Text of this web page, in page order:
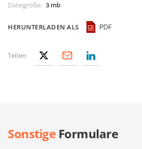
Dateigröße: 3 mb
HERUNTERLADEN ALS PDF
Teilen:
SonstigeFormulare